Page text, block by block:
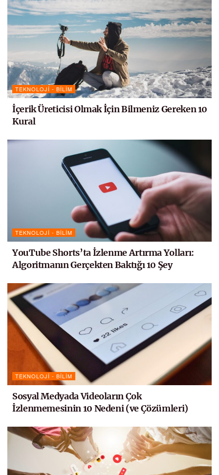
TEKNOLOJI - BILIM
İçerik Üreticisi Olmak İçin Bilmeniz Gereken 10
Kural
TEKNOLOJI - BILIM
YouTube Shorts’ta İzlenme Artırma Yolları:
Algoritmanın Gerçekten Baktığı 10 Şey
TEKNOLOJI - BILIM
Sosyal Medyada Videoların Çok
İzlenmemesinin 10 Nedeni (ve Çözümleri)